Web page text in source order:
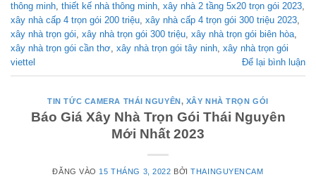
thông minh, thiết kế nhà thông minh, xây nhà 2 tầng 5x20 trọn gói 2023,
xây nhà cấp 4 trọn gói 200 triệu, xây nhà cấp 4 trọn gói 300 triệu 2023,
xây nhà trọn gói, xây nhà trọn gói 300 triệu, xây nhà trọn gói biên hòa,
xây nhà trọn gói cần thơ, xây nhà trọn gói tây ninh, xây nhà trọn gói
viettel
Để lại bình luận
TIN TỨC CAMERA THÁI NGUYÊN, XÂY NHÀ TRỌN GÓI
Báo Giá Xây Nhà Trọn Gói Thái Nguyên
Mới Nhất 2023
ĐĂNG VÀO 15 THÁNG 3, 2022 BỞITHAINGUYENCAM